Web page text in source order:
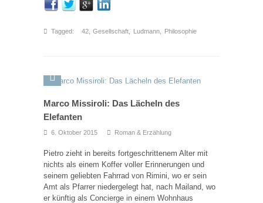
Tagged: 42, Gesellschaft Ludmann Philosophie
Marco Missiroli: Das Lächeln des
Elefanten
6. Oktober 2015 Roman & Erzählung
Pietro zieht in bereits fortgeschrittenem Alter mit
nichts als einem Koffer voller Erinnerungen und
seinem geliebten Fahrrad von Rimini, wo er sein
Amt als Pfarrer niedergelegt hat, nach Mailand, wo
er künftig als Concierge in einem Wohnhaus